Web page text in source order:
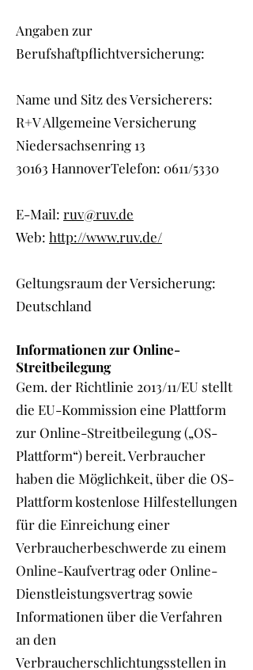
Angaben zur
Berufshaftpflichtversicherung:
Name und Sitz des Versicherers:
R+V Allgemeine Versicherung
Niedersachsenring 13
30163 HannoverTelefon: 0611/5330
E-Mail: ruv@ruv.de
Web: http://www.ruv.de/
Geltungsraum der Versicherung:
Deutschland
Informationen zur Online-
Streitbeilegung
Gem. der Richtlinie 2013/11/EU stellt
die EU-Kommission eine Plattform
zur Online-Streitbeilegung („OS-
Plattform“) bereit. Verbraucher
haben die Möglichkeit, über die OS-
Plattform kostenlose Hilfestellungen
für die Einreichung einer
Verbraucherbeschwerde zu einem
Online-Kaufvertrag oder Online-
Dienstleistungsvertrag sowie
Informationen über die Verfahren
an den
Verbraucherschlichtungsstellen in